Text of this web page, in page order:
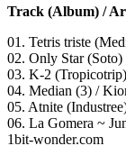
Track (Album) /
01. Tetris triste
02. Only Star (Soto)
03. K-2
04. Median (3) /
05. Atnite
06. La Gomera ~
1bit-wonder.com